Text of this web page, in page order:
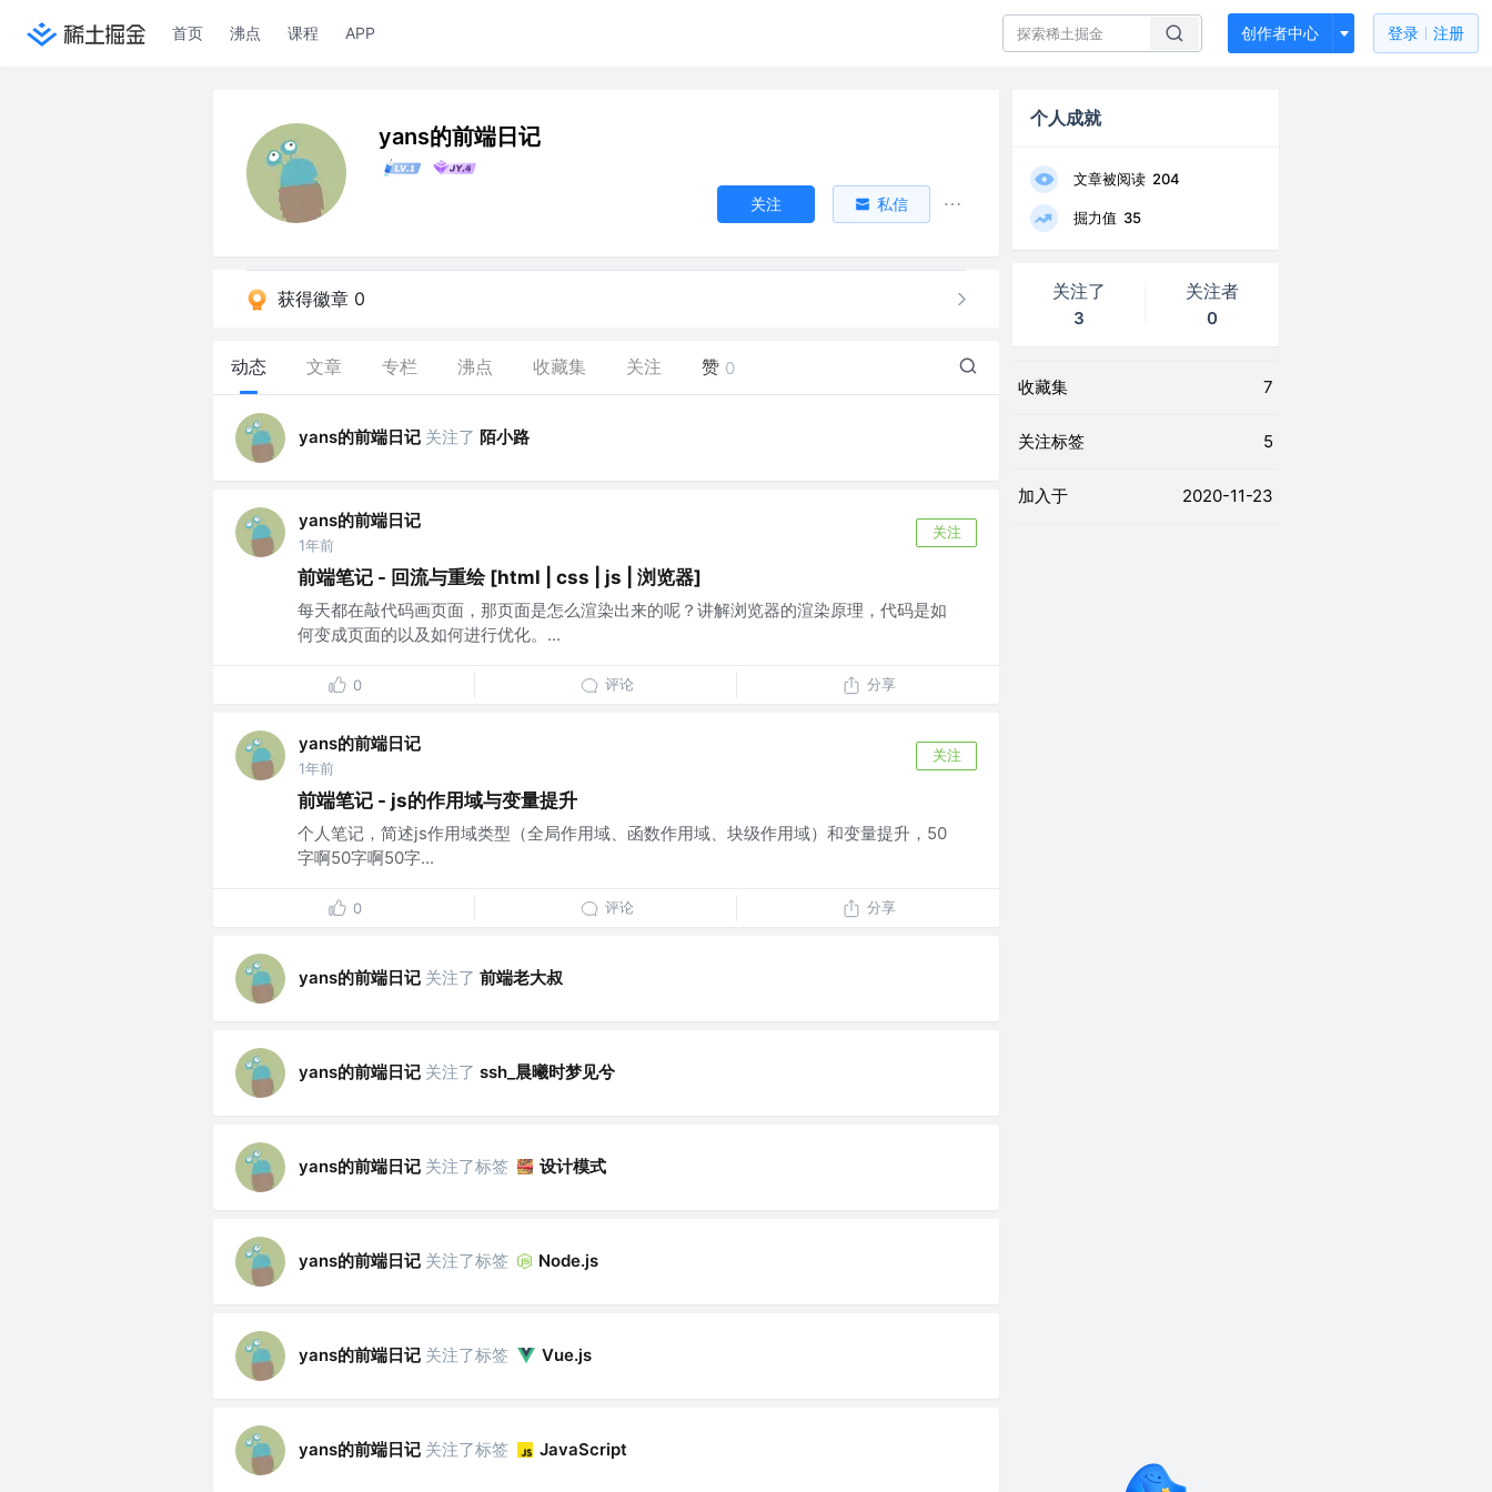
首页 沸点 课程 APP 创作者中心 登录 注册
yans的前端日记
关注 私信
获得徽章 0
动态 文章 专栏 沸点 收藏集 关注 赞 0
yans的前端日记 关注了 陌小路
yans的前端日记
1年前
关注
前端笔记 - 回流与重绘 [html | css | js | 浏览器]
每天都在敲代码画页面，那页面是怎么渲染出来的呢？讲解浏览器的渲染原理，代码是如
何变成页面的以及如何进行优化。...
0 评论 分享
yans的前端日记
1年前
关注
前端笔记 - js的作用域与变量提升
个人笔记，简述js作用域类型（全局作用域、函数作用域、块级作用域）和变量提升，50
字啊50字啊50字...
0 评论 分享
yans的前端日记 关注了 前端老大叔
yans的前端日记 关注了 ssh_晨曦时梦见兮
yans的前端日记 关注了标签 设计模式
yans的前端日记 关注了标签 Node.js
yans的前端日记 关注了标签 Vue.js
yans的前端日记 关注了标签 JavaScript
个人成就
文章被阅读 204
掘力值 35
关注了
3
关注者
0
收藏集 7
关注标签 5
加入于 2020-11-23